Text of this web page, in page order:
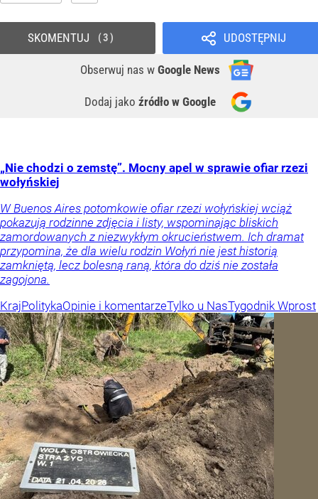
UDOSTĘPNIJ
Obserwuj nas w Google News
Dodaj jako źródło w Google
SKOMENTUJ 3
„Nie chodzi o zemstę”. Mocny apel w sprawie ofiar rzezi
wołyńskiej
W Buenos Aires potomkowie ofiar rzezi wołyńskiej wciąż
pokazują rodzinne zdjęcia i listy, wspominając bliskich
zamordowanych z niezwykłym okrucieństwem. Ich dramat
przypomina, że dla wielu rodzin Wołyń nie jest historią
zamkniętą, lecz bolesną raną, która do dziś nie została
zagojona.
KrajPolitykaOpinie i komentarzeTylko u NasTygodnik Wprost